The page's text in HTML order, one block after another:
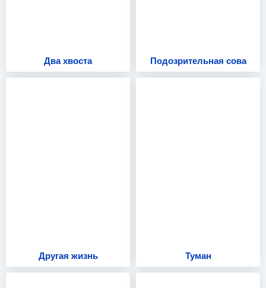
Два хвоста Подозрительная сова
Другая жизнь Туман